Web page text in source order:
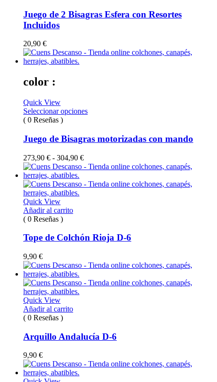
Juego de 2 Bisagras Esfera con Resortes
Incluidos
20,90 €
color :
Quick View
Seleccionar opciones
( 0 Reseñas )
Juego de Bisagras motorizadas con mando
273,90 € - 304,90 €Rango
de
desde
Quick View
Añadir al carrito
( 0 Reseñas )
Tope de Colchón Rioja D-6
9,90 €
Quick View
Añadir al carrito
( 0 Reseñas )
Arquillo Andalucía D-6
9,90 €